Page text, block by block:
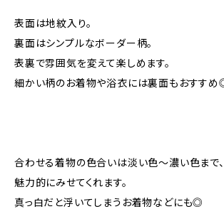
表面は地紋入り。
裏面はシンプルなボーダー柄。
表裏で雰囲気を変えて楽しめます。
細かい柄のお着物や浴衣には裏面もおすす
合わせる着物の色合いは淡い色〜濃い色まで
魅力的にみせてくれます。
真っ白だと浮いてしまうお着物などにも◎